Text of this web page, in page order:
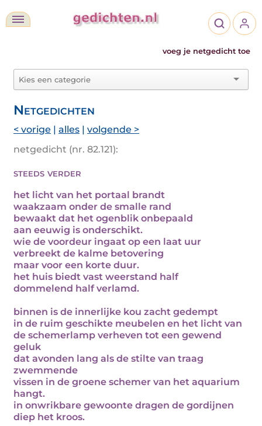
voeg je netgedicht toe
Netgedichten
< vorige | alles | volgende >
netgedicht (nr. 82.121):
steeds verder
het licht van het portaal brandt
waakzaam onder de smalle rand
bewaakt dat het ogenblik onbepaald
aan eeuwig is onderschikt.
wie de voordeur ingaat op een laat uur
verbreekt de kalme betovering
maar voor een korte duur.
het huis biedt vast weerstand half
dommelend half verlamd.
binnen is de innerlijke kou zacht gedempt
in de ruim geschikte meubelen en het licht van
de schemerlamp verheven tot een gewend
geluk
dat avonden lang als de stilte van traag
zwemmende
vissen in de groene schemer van het aquarium
hangt.
in onwrikbare gewoonte dragen de gordijnen
diep het kroos.